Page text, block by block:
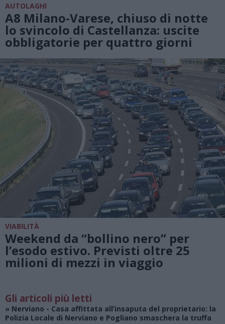
AUTOLAGHI
A8 Milano-Varese, chiuso di notte
lo svincolo di Castellanza: uscite
obbligatorie per quattro giorni
VIABILITÀ
Weekend da “bollino nero” per
l’esodo estivo. Previsti oltre 25
milioni di mezzi in viaggio
Gli articoli più letti
» Nerviano - Casa affittata all’insaputa del proprietario: la
Polizia Locale di Nerviano e Pogliano smaschera la truffa